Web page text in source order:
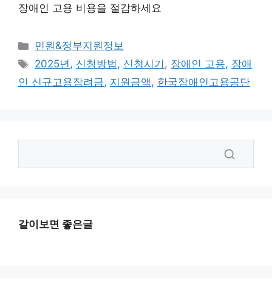
장애인 고용 비용을 절감하세요
카
테
리
민원&정부지원정보
태
그
2025년, 신청방법, 신청시기 , 장애인 고용, 장애
인 신규고용장려금, 지원금액, 한국장애인고용공단
같이보면 좋은글